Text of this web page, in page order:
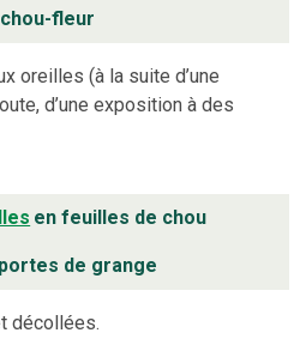
fleur
oreilles (à la suite d’une
d’une exposition à des
en feuilles de chou
de grange
décollées.